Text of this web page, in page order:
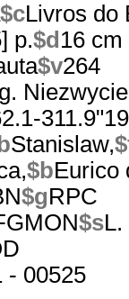
$cLivros do
p.$d 16 cm
$v264
Stanislaw,
$bEurico
$gRPC
$sL.
- 00525